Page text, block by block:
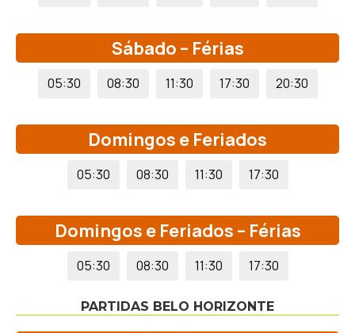
Sábado – Férias
05:30 08:30 11:30 17:30 20:30
Domingos e Feriados
05:30 08:30 11:30 17:30
Domingos e Feriados – Férias
05:30 08:30 11:30 17:30
PARTIDAS BELO HORIZONTE